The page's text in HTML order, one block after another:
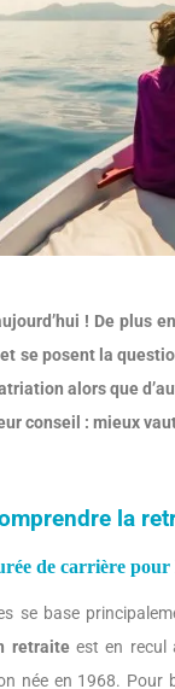
! De plus
et se posent la
alors que
conseil : mieux
la
de carrière pour
se base
retraiteest en recul
née en 1968. Pour